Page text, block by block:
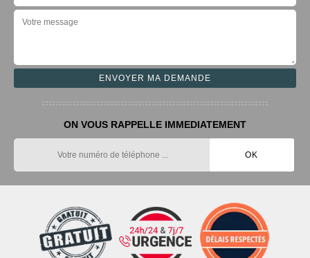
ON VOUS RAPPELLE IMMEDIATEMENT